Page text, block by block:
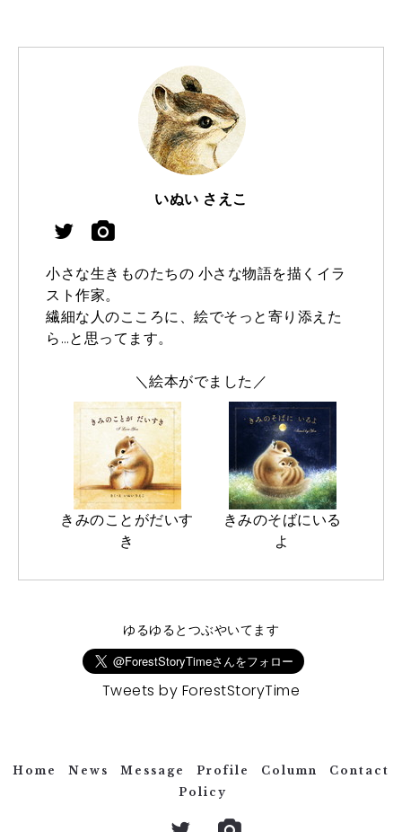
いぬい さえこ
小さな生きものたちの 小さな物語を描くイラ
スト作家。
繊細な人のこころに、絵でそっと寄り添えた
ら…と思ってます。
＼絵本がでました／
きみのことがだいす
き
きみのそばにいる
よ
ゆるゆるとつぶやいてます
Tweets by ForestStoryTime
Home News Message Profile Column
Contact
Policy